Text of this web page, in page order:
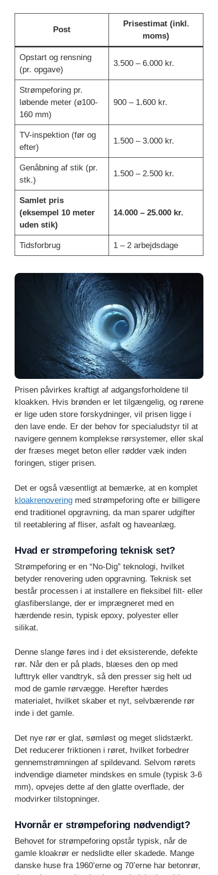
Post
Prisestimat (inkl.
moms)
Opstart og rensning
(pr. opgave)
3.500 – 6.000 kr.
Strømpeforing pr.
løbende meter (ø100-
160 mm)
900 – 1.600 kr.
TV-inspektion (før og
efter)
1.500 – 3.000 kr.
Genåbning af stik (pr.
stk.)
1.500 – 2.500 kr.
Samlet pris
(eksempel 10 meter
uden stik)
14.000 – 25.000 kr.
Tidsforbrug 1 – 2 arbejdsdage
Prisen påvirkes kraftigt af adgangsforholdene til
kloakken. Hvis brønden er let tilgængelig, og rørene
er lige uden store forskydninger, vil prisen ligge i
den lave ende. Er der behov for specialudstyr til at
navigere gennem komplekse rørsystemer, eller skal
der fræses meget beton eller rødder væk inden
foringen, stiger prisen.
Det er også væsentligt at bemærke, at en komplet
kloakrenovering med strømpeforing ofte er billigere
end traditionel opgravning, da man sparer udgifter
til reetablering af fliser, asfalt og haveanlæg.
Hvad er strømpeforing teknisk set?
Strømpeforing er en “No-Dig” teknologi, hvilket
betyder renovering uden opgravning. Teknisk set
består processen i at installere en fleksibel filt- eller
glasfiberslange, der er imprægneret med en
hærdende resin, typisk epoxy, polyester eller
silikat.
Denne slange føres ind i det eksisterende, defekte
rør. Når den er på plads, blæses den op med
lufttryk eller vandtryk, så den presser sig helt ud
mod de gamle rørvægge. Herefter hærdes
materialet, hvilket skaber et nyt, selvbærende rør
inde i det gamle.
Det nye rør er glat, sømløst og meget slidstærkt.
Det reducerer friktionen i røret, hvilket forbedrer
gennemstrømningen af spildevand. Selvom rørets
indvendige diameter mindskes en smule (typisk 3-6
mm), opvejes dette af den glatte overflade, der
modvirker tilstopninger.
Hvornår er strømpeforing nødvendigt?
Behovet for strømpeforing opstår typisk, når de
gamle kloakrør er nedslidte eller skadede. Mange
danske huse fra 1960’erne og 70’erne har betonrør,